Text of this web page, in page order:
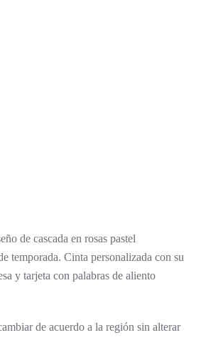
de cascada en rosas pastel
temporada. Cinta personalizada con su
y tarjeta con palabras de aliento
de acuerdo a la región sin alterar